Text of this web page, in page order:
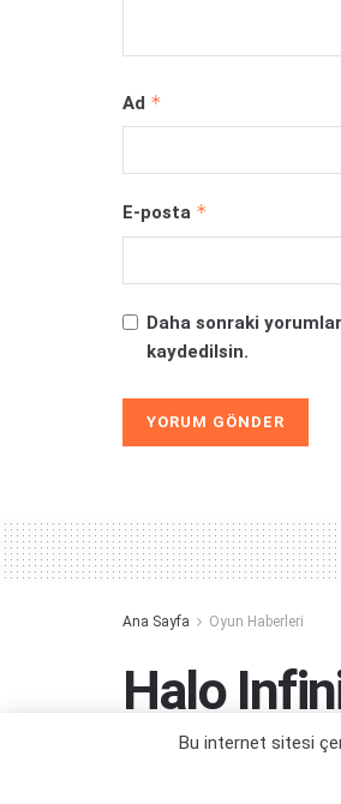
Ad *
E-posta *
Daha sonraki
kaydedilsin.
Ana Sayfa Oyun Haberleri
Halo
Bu internet sitesi